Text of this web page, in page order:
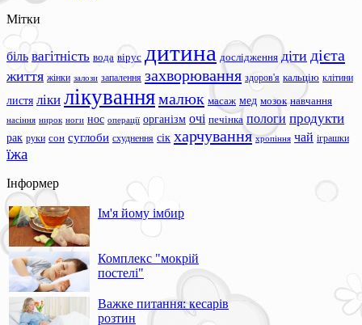
Мітки
біль вагітність вода вірус дитина дослідження діти дієта
життя жінки залози запалення захворювання здоров'я кальцію клітини
листя ліки лікуваннямалюк масаж мед мозок навчання
насіння нирок ноги нос операції організм очі печінка пологи продукти
рак руки сон суглоби схуднення сік харчування хропіння чай іграшки
їжа
Інформер
Ім'я йому імбир
Комплекс "мокрій
постелі"
Важке питання: кесарів
розтин